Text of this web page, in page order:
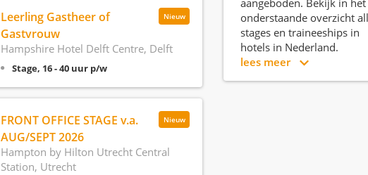
Nieuw
Leerling Gastheer of
Gastvrouw
Hampshire Hotel Delft Centre, Delft
Stage, 16 - 40 uur p/w
Nieuw
FRONT OFFICE STAGE v.a.
AUG/SEPT 2026
Hampton by Hilton Utrecht Central
Station, Utrecht
aangeboden. Bekijk in het
onderstaande overzicht
stages en traineeships in
hotels in Nederland.
lees meer